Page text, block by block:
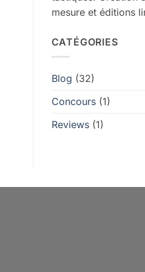
mesure et éditions
CATÉGORIES
Blog (32)
Concours(1)
Reviews(1)